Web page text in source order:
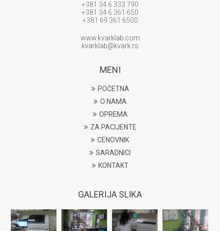
+381 34 6 333 790
+381 34 6 361 650
+381 69 361 6500
www.kvarklab.com
kvarklab@kvark.rs
MENI
POČETNA
O NAMA
OPREMA
ZA PACIJENTE
CENOVNIK
SARADNICI
KONTAKT
GALERIJA SLIKA